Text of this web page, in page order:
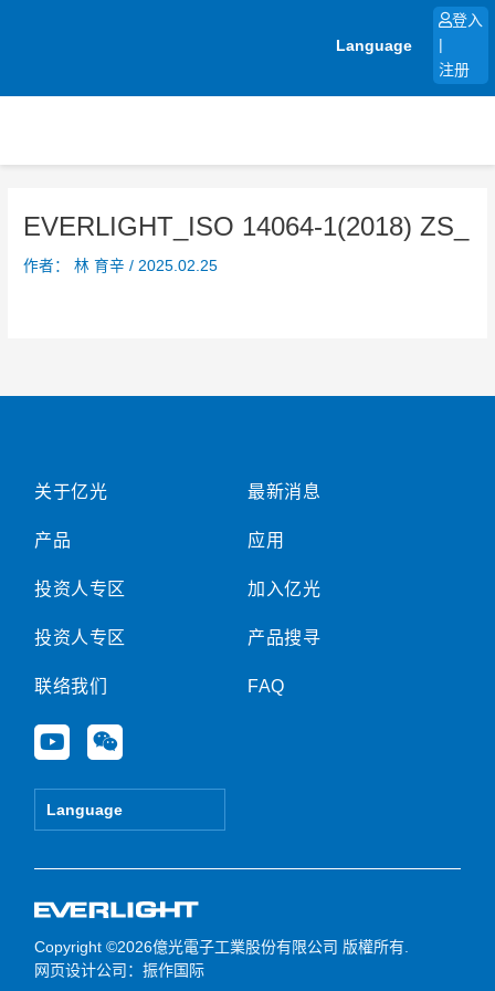
Language
登入
注册
EVERLIGHT_ISO 14064-1(2018) ZS_
作者： 林 育辛/ 2025.02.25
关于亿光
产品
投资人专区
投资人专区
联络我们
Y
o
u
e
W
e
i
Language
最新消息
应用
加入亿光
产品搜寻
FAQ
Copyright ©2026億光電子工業股份有限公司 版權所有.
网页设计公司 ：振作国际